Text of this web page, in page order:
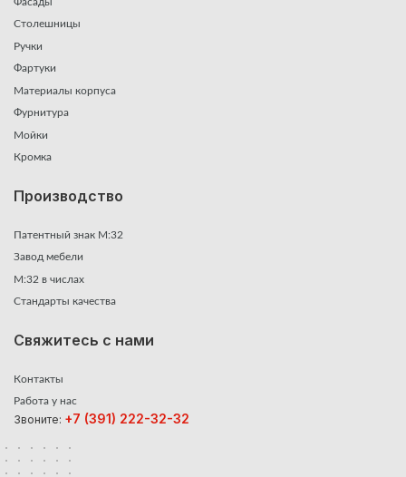
Столешницы
Ручки
Фартуки
Материалы корпуса
Фурнитура
Мойки
Кромка
Производство
Патентный знак М:32
Завод мебели
М:32 в числах
Стандарты качества
Свяжитесь с нами
Контакты
Работа у нас
Звоните: +7 (391) 222-32-32